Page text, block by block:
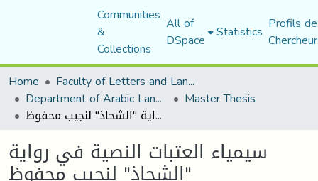
Communities
&
Collections
All of
DSpace Statistics Profils
Home
Faculty of Letters and Languages
Department of Arabic Language and Literature Master Thesis
سيمياء العتبات النصية في رواية "الشحاذ" لنجيب محفوظ
سيمياء العتبات النصية في رواية